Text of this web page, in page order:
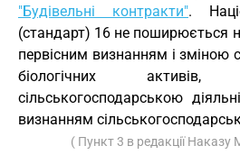
"Будівельні контракти".
(стандарт) 16 не поширюється
первісним визнанням і зміною
біологічних
сільськогосподарською
визнанням
( Пункт 3 в редакції Наказу